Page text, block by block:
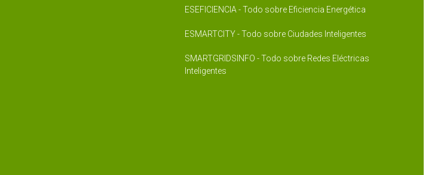
ESEFICIENCIA - Todo sobre Eficiencia Energética
ESMARTCITY - Todo sobre Ciudades Inteligentes
SMARTGRIDSINFO - Todo sobre Redes Eléctricas
Inteligentes